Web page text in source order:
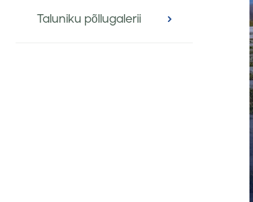
Taluniku põllugalerii